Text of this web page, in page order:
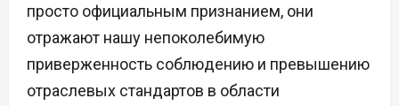
просто официальным признанием, они
отражают нашу непоколебимую
приверженность соблюдению и превышению
отраслевых стандартов в области